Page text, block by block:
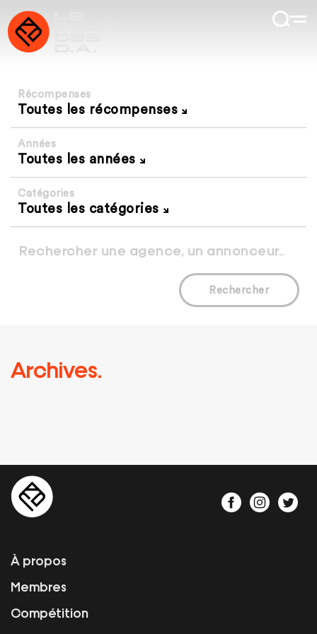
Récompenses
Toutes les récompenses
Années
Toutes les années
Catégories
Toutes les catégories
Rechercher
Archives.
À propos
Membres
Compétition